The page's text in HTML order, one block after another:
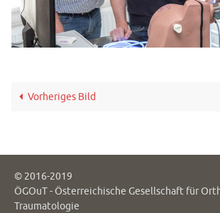
Vorheriges Bild
© 2016-2019
ÖGOuT - Österreichische Gesellschaft für
Traumatologie